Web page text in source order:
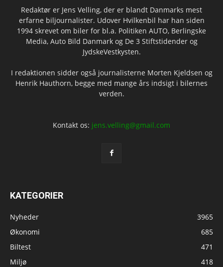
Redaktør er Jens Velling, der er blandt Danmarks mest
erfarne biljournalister. Udover Hvilkenbil har han siden
1994 skrevet om biler for bl.a. Politiken AUTO, Berlingske
Media, Auto Bild Danmark og De 3 Stiftstidender og
JydskeVestkysten.
I redaktionen sidder også journalisterne Morten Kjeldsen og
Henrik Hauthorn, begge med mange års indsigt i bilernes
verden.
Kontakt os: jens.velling@gmail.com
KATEGORIER
Nyheder
3965
Økonomi
685
Biltest
471
Miljø
418